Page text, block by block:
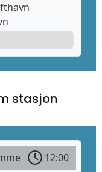
stasjon
12:00